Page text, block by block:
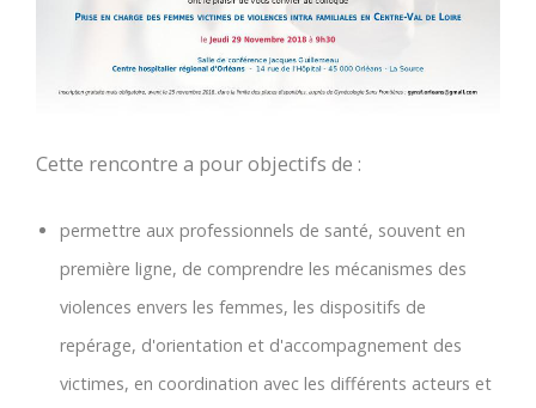
Cette rencontre a pour objectifs de :
permettre aux professionnels de santé, souvent en
première ligne, de comprendre les mécanismes des
violences envers les femmes, les dispositifs de
repérage, d'orientation et d'accompagnement des
victimes, en coordination avec les différents acteurs et